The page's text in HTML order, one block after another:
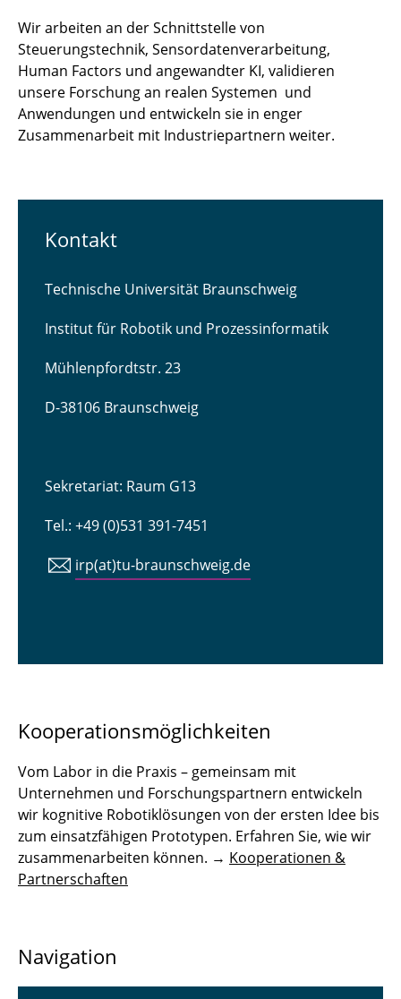
Wir arbeiten an der Schnittstelle von
Steuerungstechnik, Sensordatenverarbeitung,
Human Factors und angewandter KI, validieren
unsere Forschung an realen Systemen und
Anwendungen und entwickeln sie in enger
Zusammenarbeit mit Industriepartnern weiter.
Kontakt
Technische Universität Braunschweig
Institut für Robotik und Prozessinformatik
Mühlenpfordtstr. 23
D-38106 Braunschweig
Sekretariat: Raum G13
Tel.: +49 (0)531 391-7451
irp(at)tu-braunschweig.de
Kooperationsmöglichkeiten
Vom Labor in die Praxis – gemeinsam mit
Unternehmen und Forschungspartnern entwickeln
wir kognitive Robotiklösungen von der ersten Idee bis
zum einsatzfähigen Prototypen. Erfahren Sie, wie wir
zusammenarbeiten können. → Kooperationen &
Partnerschaften
Navigation